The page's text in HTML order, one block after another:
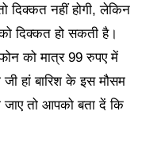
दिक्कत नहीं होगी, लेकिन
दिक्कत हो सकती है।
को मात्र 99 रुपए में
हां बारिश के इस मौसम
तो आपको बता दें कि